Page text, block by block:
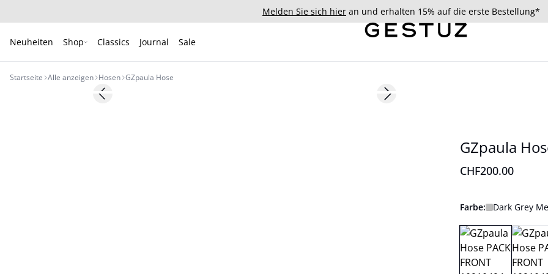
Melden Sie sich hier an und erhalten 15% auf die erste Bestellung*
Neuheiten Shop Classics Journal Sale
Startseite Alle anzeigen Hosen GZpaula Hose
179 cm • S/36
Previous slide Next slide
GZpaula
CHF200.00
Farbe: Dark Grey